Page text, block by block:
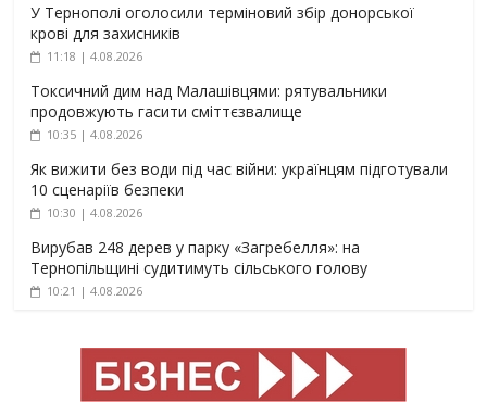
У Тернополі оголосили терміновий збір донорської
крові для захисників
11:18 | 4.08.2026
Токсичний дим над Малашівцями: рятувальники
продовжують гасити сміттєзвалище
10:35 | 4.08.2026
Як вижити без води під час війни: українцям підготували
10 сценаріїв безпеки
10:30 | 4.08.2026
Вирубав 248 дерев у парку «Загребелля»: на
Тернопільщині судитимуть сільського голову
10:21 | 4.08.2026